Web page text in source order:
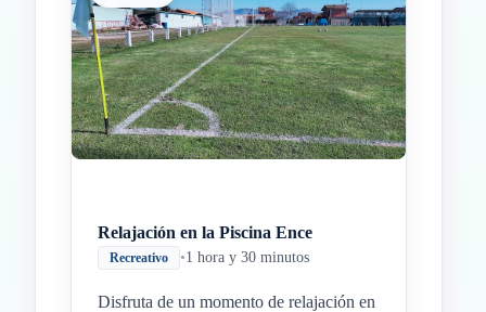
Relajación en la Piscina Ence
Recreativo •1 hora y 30 minutos
Disfruta de un momento de relajación en